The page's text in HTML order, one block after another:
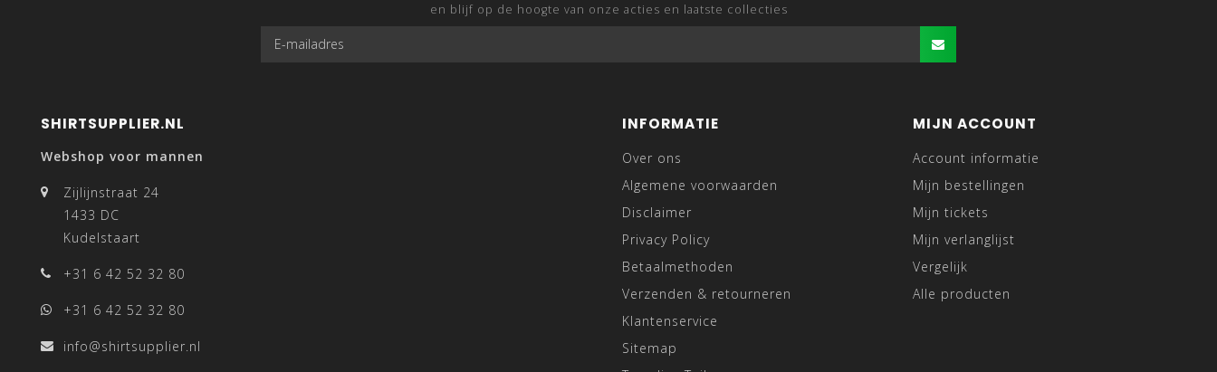
en blijf op de hoogte van onze acties en laatste collecties
SHIRTSUPPLIER.NL
Webshop voor mannen
Zijlijnstraat 24
1433 DC
Kudelstaart
+31 6 42 52 32 80
+31 6 42 52 32 80
info@shirtsupplier.nl
INFORMATIE
Over ons
Algemene voorwaarden
Disclaimer
Privacy Policy
Betaalmethoden
Verzenden & retourneren
Klantenservice
Sitemap
MIJN ACCOUNT
Account informatie
Mijn bestellingen
Mijn tickets
Mijn verlanglijst
Vergelijk
Alle producten